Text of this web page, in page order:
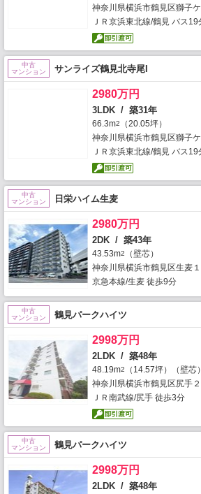
神奈川県横浜市鶴見区獅子
ＪＲ京浜東北線/鶴見 バス
中古
マンション
サンライズ鶴見北寺尾I
2980万円
3LDK / 築31年
66.3m2
（20.05坪）
神奈川県横浜市鶴見区獅子ケ
ＪＲ京浜東北線/鶴見 バス
中古
マンション
日栄ハイム生麦
2980万円
2DK / 築43年
43.53m2
（壁芯）
神奈川県横浜市鶴見区生麦
京急本線/生麦 徒歩9分
中古
マンション
鶴見パークハイツ
2998万円
2LDK / 築48年
48.19m2
（14.57坪）（壁芯）
神奈川県横浜市鶴見区尻手２
ＪＲ南武線/尻手 徒歩3分
中古
マンション
鶴見パークハイツ
2998万円
2LDK / 築48年